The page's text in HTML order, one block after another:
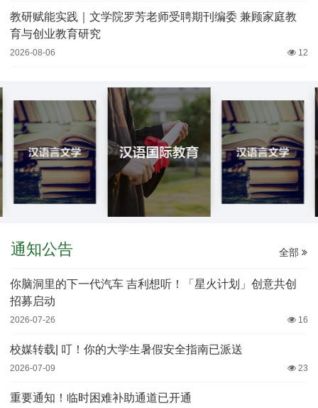
教研赋能实践｜文学院罗芳老师受聘期刊编委 兼顾家庭教
育与创业教育研究
2026-08-06 12
通知公告 全部
你脑洞里的下一代汽车 吉利想听！「星火计划」创意共创
招募启动
2026-07-26 16
校媒转载| 叮！你的大学生暑假安全指南已派送
2026-07-09 23
重要通知！临时困难补助通道已开通